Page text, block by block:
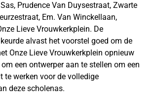
Prudence Van Duysestraat, Zwarte
Em. Van Winckellaan,
Lieve Vrouwkerkplein. De
alvast het voorstel goed om de
Onze Lieve Vrouwkerkplein opnieuw
een ontwerper aan te stellen om een
te werken voor de volledige
deze scholenas.